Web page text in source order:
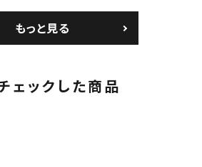
ムグッドイナフ ナイキ
エアフォース１スニー
もっと見る
ェックした商品